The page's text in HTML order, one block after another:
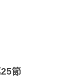
節